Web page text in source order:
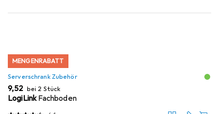
MENGENRABATT
Serverschrank Zubehör
EUR
9,52 bei 2 Stück
LogiLinkFachboden